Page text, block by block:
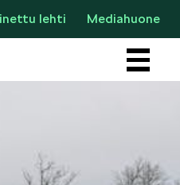
lehti Mediahuone